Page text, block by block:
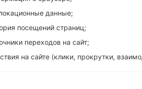
данные;
посещений страниц;
переходов на сайт;
на сайте (клики, прокрутки,